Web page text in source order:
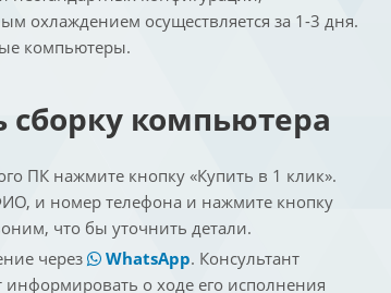
охлаждением осуществляется за 1-3 дня.
компьютеры.
сборку компьютера
ПК нажмите кнопку «Купить в 1 клик».
и номер телефона и нажмите кнопку
что бы уточнить детали.
через
WhatsApp. Консультант
информировать о ходе его исполнения